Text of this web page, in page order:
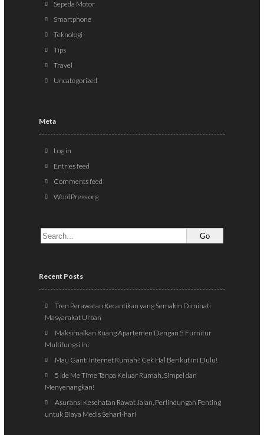
Sepeda Motor
Smartphone
Teknologi
Tips
Travel
Uncategorized
Meta
Log in
Entries feed
Comments feed
WordPress.org
Recent Posts
Tren Perawatan Kecantikan yang Semakin Diminati
Masyarakat Urban
Maksimalkan Ruang Apartemen Dengan 5 Furnitur
Multifungsi Ini
Mau Ganti Internet Rumah? Cek Hal Berikut ini Dulu!
5 Ide Me Time Tanpa Keluar Rumah, Simpel dan
Menyenangkan!
Asuransi Kesehatan Rawat Jalan, Perlindungan Penting
untuk Biaya Medis Sehari-hari